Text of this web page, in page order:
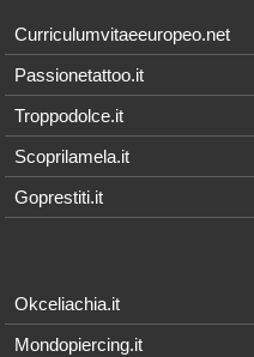
Curriculumvitaeeuropeo.net
Passionetattoo.it
Troppodolce.it
Scoprilamela.it
Goprestiti.it
Okceliachia.it
Mondopiercing.it